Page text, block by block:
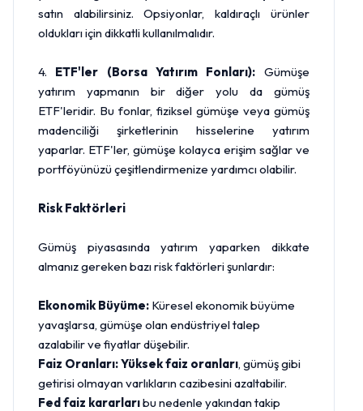
satın alabilirsiniz. Opsiyonlar, kaldıraçlı ürünler
oldukları için dikkatli kullanılmalıdır.
4. ETF'ler (Borsa Yatırım Fonları): Gümüşe
yatırım yapmanın bir diğer yolu da gümüş
ETF'leridir. Bu fonlar, fiziksel gümüşe veya gümüş
madenciliği şirketlerinin hisselerine yatırım
yaparlar. ETF'ler, gümüşe kolayca erişim sağlar ve
portföyünüzü çeşitlendirmenize yardımcı olabilir.
Risk Faktörleri
Gümüş piyasasında yatırım yaparken dikkate
almanız gereken bazı risk faktörleri şunlardır:
Ekonomik Büyüme: Küresel ekonomik büyüme
yavaşlarsa, gümüşe olan endüstriyel talep
azalabilir ve fiyatlar düşebilir.
Faiz Oranları:Yüksek faiz oranları, gümüş gibi
getirisi olmayan varlıkların cazibesini azaltabilir.
Fed faiz kararlarıbu nedenle yakından takip